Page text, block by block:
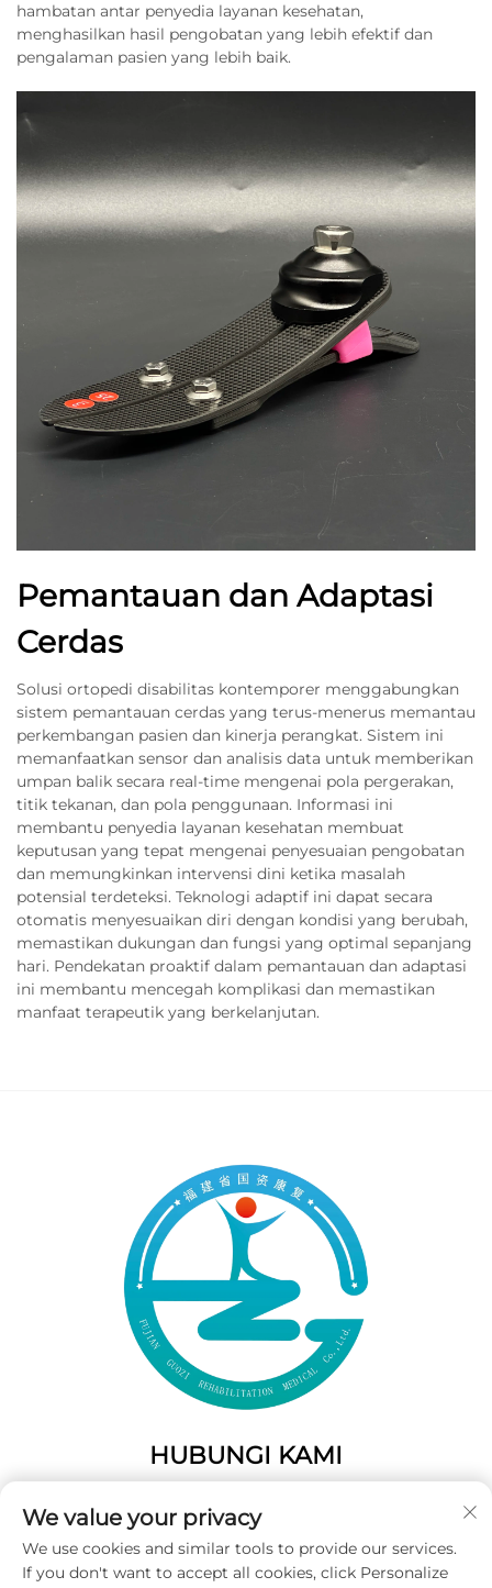
hambatan antar penyedia layanan kesehatan,
menghasilkan hasil pengobatan yang lebih efektif dan
pengalaman pasien yang lebih baik.
Pemantauan dan Adaptasi
Cerdas
Solusi ortopedi disabilitas kontemporer menggabungkan
sistem pemantauan cerdas yang terus-menerus memantau
perkembangan pasien dan kinerja perangkat. Sistem ini
memanfaatkan sensor dan analisis data untuk memberikan
umpan balik secara real-time mengenai pola pergerakan,
titik tekanan, dan pola penggunaan. Informasi ini
membantu penyedia layanan kesehatan membuat
keputusan yang tepat mengenai penyesuaian pengobatan
dan memungkinkan intervensi dini ketika masalah
potensial terdeteksi. Teknologi adaptif ini dapat secara
otomatis menyesuaikan diri dengan kondisi yang berubah,
memastikan dukungan dan fungsi yang optimal sepanjang
hari. Pendekatan proaktif dalam pemantauan dan adaptasi
ini membantu mencegah komplikasi dan memastikan
manfaat terapeutik yang berkelanjutan.
HUBUNGI KAMI
Tiongkok
Telp:+86-19859128239
We value your privacy
We use cookies and similar tools to provide our services.
If you don't want to accept all cookies, click Personalize